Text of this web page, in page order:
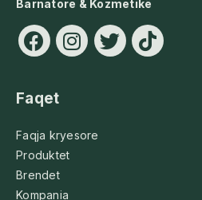
Barnatore & Kozmetikë
Faqet
Faqja kryesore
Produktet
Brendet
Kompania